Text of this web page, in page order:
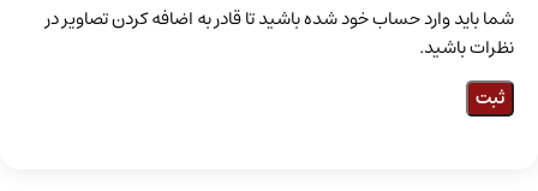
شما باید وارد حساب خود شده باشید تا قادر به اضافه کردن تصاویر در
نظرات باشید.